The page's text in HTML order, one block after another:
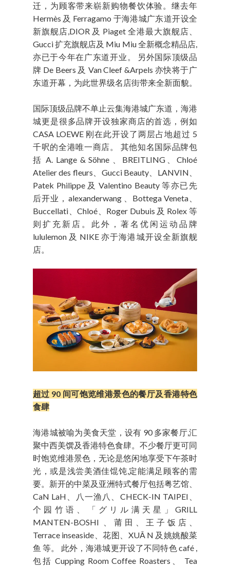
迁，为顾客带来崭新购物餐饮体验。继去年
Hermès 及 Ferragamo 于海港城广东道开设全
新旗舰店,DIOR 及 Piaget 全港最大旗舰店、
Gucci 扩充旗舰店及 Miu Miu 全新概念精品店,
亦已于今年在广东道开业。 另外国际顶级品
牌 De Beers 及 Van Cleef &Arpels 亦快将于广
东道开幕，为此世界级名店街带来全新面貌。
国际顶级品牌不单止云集海港城广东道，海港
城更是很多品牌开设独家商店的首选，例如
CASA LOEWE 刚在此开设了两层占地超过 5
千呎的全港唯一商店。 其他知名国际品牌包
括 A. Lange & Söhne 、BREITLING、Chloé
Atelier des fleurs、Gucci Beauty、LANVIN、
Patek Philippe 及 Valentino Beauty 等亦已先
后开业，alexanderwang 、Bottega Veneta、
Buccellati、Chloé、Roger Dubuis 及 Rolex 等
则扩充新店。此外，著名优闲运动品牌
lululemon 及 NIKE 亦于海港城开设全新旗舰
店。
超过 90 间可饱览维港景色的餐厅及香港特色
食肆
海港城被喻为美食天堂，设有 90 多家餐厅,汇
聚中西美馔及香港特色食肆。不少餐厅更可同
时饱览维港景色，无论是悠闲地享受下午茶时
光，或是浅尝美酒佳馄饨,定能满足顾客的需
要。新开的中菜及亚洲特式餐厅包括粤艺馆、
CaN LaH、八一渔八、CHECK-IN TAIPEI、
个园竹语、「グリル满天星」GRILL
MANTEN-BOSHI 、莆田、王子饭店、
Terrace inseaside、花图、XUÂ N 及姚姚酸菜
鱼 等。 此外，海港城更开设了不同特色 café ,
包括 Cupping Room Coffee Roasters、 Tea